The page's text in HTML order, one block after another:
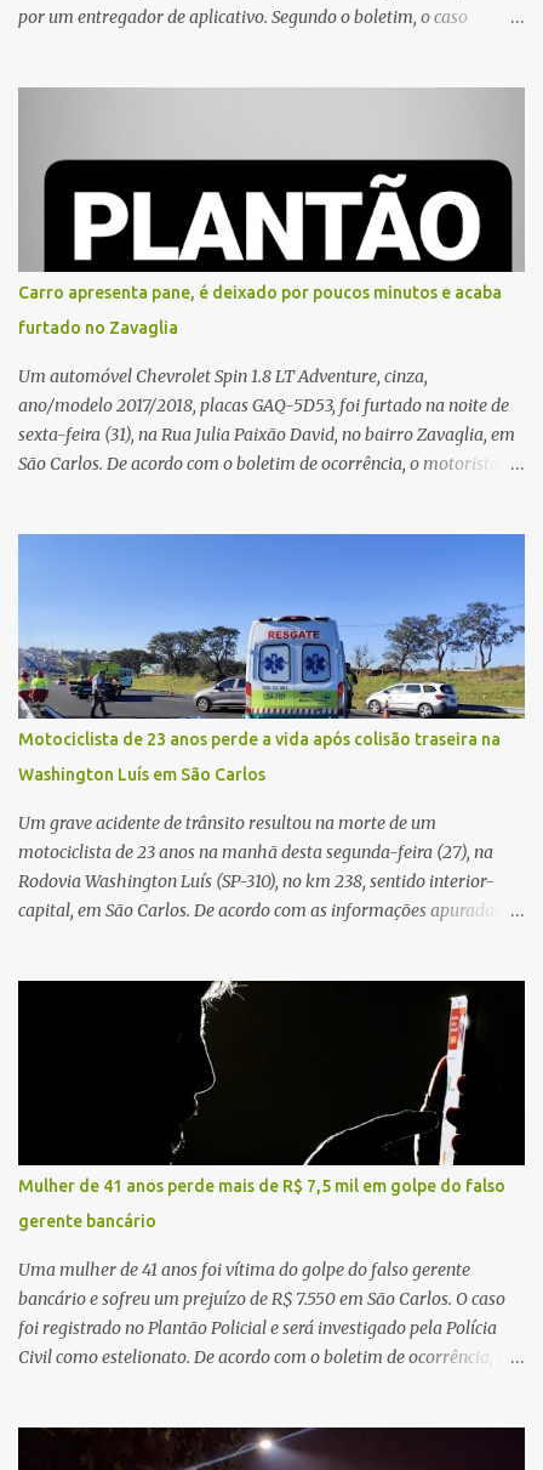
por um entregador de aplicativo. Segundo o boletim, o caso
proximidades. Ainda conforme o registro policial, a vítima relatou
que, ao receber a entrega, voltou a ser ofendida com palavras de
baixo calão e insultos. Ela informou à Polícia Civil que mora
sozinha e que se sentiu ameaçada, coagida e humilhada com a
situação. Fonte: São Carlos Agora
Carro apresenta pane, é deixado por poucos minutos e acaba
furtado no Zavaglia
Um automóvel Chevrolet Spin 1.8 LT Adventure, cinza,
ano/modelo 2017/2018, placas GAQ-5D53, foi furtado na noite de
sexta-feira (31), na Rua Julia Paixão David, no bairro Zavaglia, em
São Carlos. De acordo com o boletim de ocorrência, o motorista
permaneceu com a chave de ignição e se ausentou do local por
cerca de dez minutos para buscar ajuda. Ao retornar, constatou
que o automóvel havia desaparecido. A vítima realizou buscas
pelas imediações, mas não conseguiu localizar o veículo.
Conforme o boletim, um menino de aproximadamente 10 anos
relatou ter visto a Spin passando pelo local fazendo um forte ruído,
característica compatível com o problema mecânico que o veículo
já apresentava antes do furto. O carro possui seguro e, segundo a
v...
Motociclista de 23 anos perde a vida após colisão traseira na
Washington Luís em São Carlos
Um grave acidente de trânsito resultou na morte de um
motociclista de 23 anos na manhã desta segunda-feira (27), na
Rodovia Washington Luís (SP-310), no km 238, sentido interior-
capital, em São Carlos. De acordo com as informações apuradas no
veículo, o trânsito estava lento e congestionado devido a obras
realizadas na rodovia, momento em que ocorreu o impacto. Com
a violência da colisão, o motociclista foi arremessado ao solo.
Testemunhas relataram que o capacete teria se desprendido
durante o acidente. O jovem sofreu ferimentos gravíssimos e
morreu ainda no local. Equipes de resgate e de atendimento da
concessionária responsável pela rodovia foram acionadas e
realizaram a sinalização da via, além de prestarem socorro à
vítima. No entanto, o óbito foi constatado ainda no local do
acidente. A Polícia Militar Rodoviária compareceu para o registro
da ocorrência...
Mulher de 41 anos perde mais de R$ 7,5 mil em golpe do falso
gerente bancário
Uma mulher de 41 anos foi vítima do golpe do falso gerente
bancário e sofreu um prejuízo de R$ 7.550 em São Carlos. O caso
foi registrado no Plantão Policial e será investigado pela Polícia
Civil como estelionato. De acordo com o boletim de ocorrência, a
suspeito alegou que seria necessário atualizar o cadastro da conta